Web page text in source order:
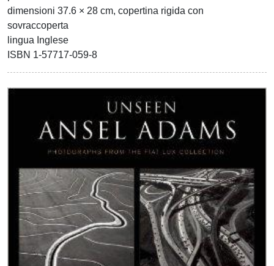
dimensioni 37.6 × 28 cm, copertina rigida con
sovraccoperta
lingua Inglese
ISBN 1-57717-059-8